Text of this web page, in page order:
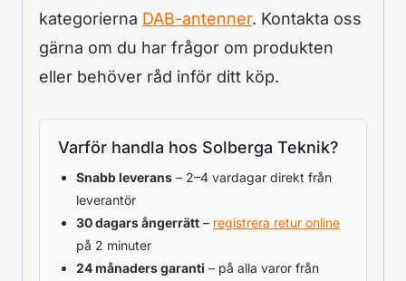
kategorierna DAB-antenner. Kontakta oss
gärna om du har frågor om produkten
eller behöver råd inför ditt köp.
Varför handla hos Solberga Teknik?
Snabb leverans – 2–4 vardagar direkt från
leverantör
30 dagars ångerrätt – registrera retur online
på 2 minuter
24 månaders garanti – på alla varor från